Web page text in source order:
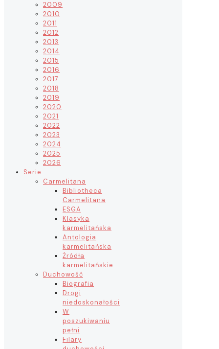
2009
2010
2011
2012
2013
2014
2015
2016
2017
2018
2019
2020
2021
2022
2023
2024
2025
2026
Serie
Carmelitana
Bibliotheca
Carmelitana
ESGA
Klasyka
karmelitańska
Antologia
karmelitańska
Źródła
karmelitańskie
Duchowość
Biografia
Drogi
niedoskonałości
W
poszukiwaniu
pełni
Filary